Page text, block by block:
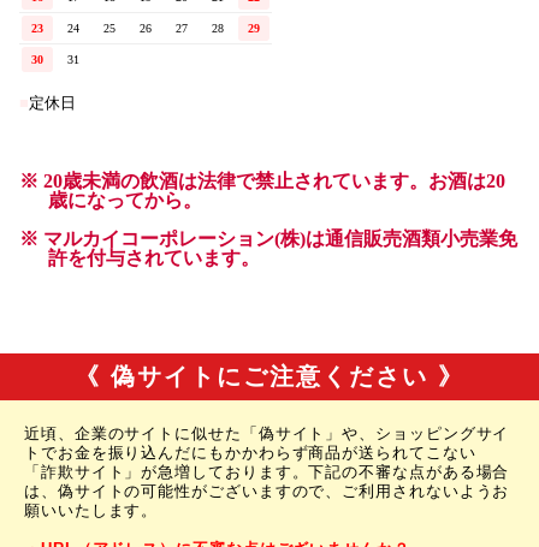
《 偽サイトにご注意ください 》
近頃、企業のサイトに似せた「偽サイト」や、ショッピングサイ
トでお金を振り込んだにもかかわらず商品が送られてこない
「詐欺サイト」が急増しております。下記の不審な点がある場合
は、偽サイトの可能性がございますので、ご利用されないようお
願いいたします。